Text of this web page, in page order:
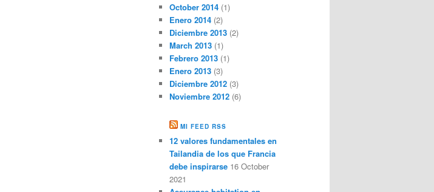
October 2014 (1)
Enero 2014 (2)
Diciembre 2013 (2)
March 2013 (1)
Febrero 2013 (1)
Enero 2013 (3)
Diciembre 2012 (3)
Noviembre 2012 (6)
MI FEED RSS
12 valores fundamentales en
Tailandia de los que Francia
debe inspirarse 16 October
2021